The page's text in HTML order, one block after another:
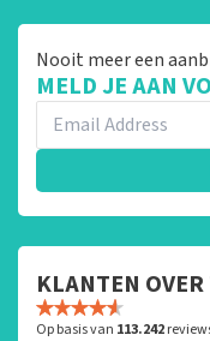
Nooit meer een
MELD JE AAN
KLANTEN
Op basis van 113.242